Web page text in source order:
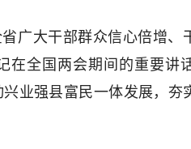
广大干部群众信心倍增、
在全国两会期间的重要讲
业强县富民一体发展，夯